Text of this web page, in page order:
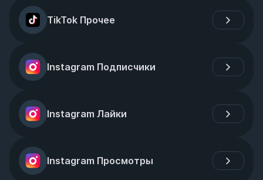
TikTok Прочее
Instagram Подписчики
Instagram Лайки
Instagram Просмотры